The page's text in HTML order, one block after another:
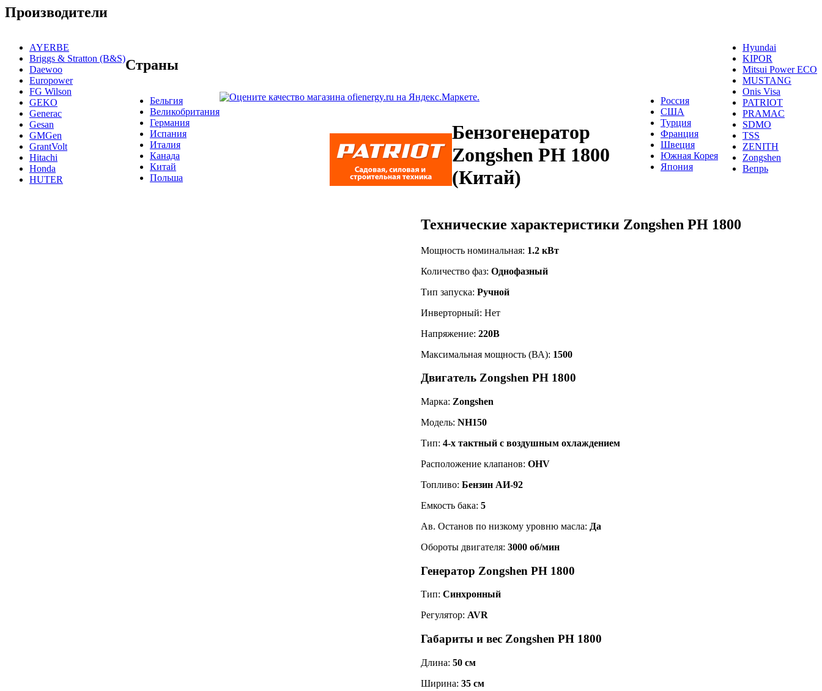
Производители
AYERBE
Briggs & Stratton (B&S)
Daewoo
Europower
FG Wilson
GEKO
Generac
Gesan
GMGen
GrantVolt
Hitachi
Honda
HUTER
Hyundai
KIPOR
Mitsui Power ECO
MUSTANG
Onis Visa
PATRIOT
PRAMAC
SDMO
TSS
ZENITH
Zongshen
Вепрь
Страны
Бельгия
Великобритания
Германия
Испания
Италия
Канада
Китай
Польша
Россия
США
Турция
Франция
Швеция
Южная Корея
Япония
Бензогенератор
Zongshen PH 1800
(Китай)
Технические характеристики Zongshen PH 1800
Мощность номинальная: 1.2 кВт
Количество фаз: Однофазный
Тип запуска: Ручной
Инверторный: Нет
Напряжение: 220В
Максимальная мощность (ВА): 1500
Двигатель Zongshen PH 1800
Марка: Zongshen
Модель: NH150
Тип: 4-х тактный с воздушным охлаждением
Расположение клапанов: OHV
Топливо: Бензин АИ-92
Емкость бака: 5
Ав. Останов по низкому уровню масла: Да
Обороты двигателя: 3000 об/мин
Генератор Zongshen PH 1800
Тип: Синхронный
Регулятор: AVR
Габариты и вес Zongshen PH 1800
Длина: 50 см
Ширина: 35 см